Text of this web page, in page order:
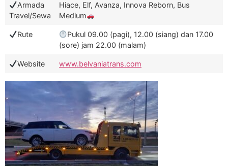
Armada
Travel/Sewa
Hiace, Elf, Avanza, Innova Reborn, Bus
Medium
Rute
Pukul 09.00 (pagi), 12.00 (siang) dan 17.00
(sore) jam 22.00 (malam)
Website www.belvaniatrans.com